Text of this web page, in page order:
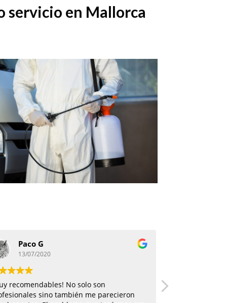
servicio en Mallorca
Paco G
13/07/2020
recomendables! No solo son
sino también me parecieron